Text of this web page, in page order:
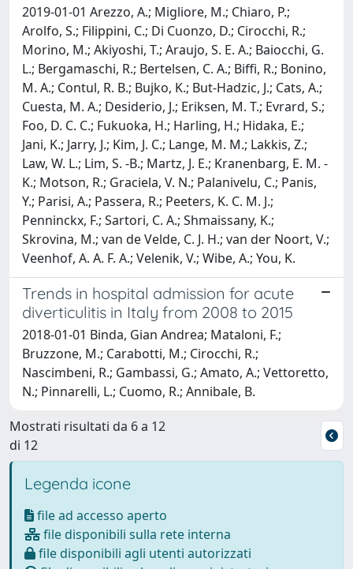
2019-01-01 Arezzo, A.; Migliore, M.; Chiaro, P.;
Arolfo, S.; Filippini, C.; Di Cuonzo, D.; Cirocchi, R.;
Morino, M.; Akiyoshi, T.; Araujo, S. E. A.; Baiocchi, G.
L.; Bergamaschi, R.; Bertelsen, C. A.; Biffi, R.; Bonino,
M. A.; Contul, R. B.; Bujko, K.; But-Hadzic, J.; Cats, A.;
Cuesta, M. A.; Desiderio, J.; Eriksen, M. T.; Evrard, S.;
Foo, D. C. C.; Fukuoka, H.; Harling, H.; Hidaka, E.;
Jani, K.; Jarry, J.; Kim, J. C.; Lange, M. M.; Lakkis, Z.;
Law, W. L.; Lim, S. -B.; Martz, J. E.; Kranenbarg, E. M. -
K.; Motson, R.; Graciela, V. N.; Palanivelu, C.; Panis,
Y.; Parisi, A.; Passera, R.; Peeters, K. C. M. J.;
Penninckx, F.; Sartori, C. A.; Shmaissany, K.;
Skrovina, M.; van de Velde, C. J. H.; van der Noort, V.;
Veenhof, A. A. F. A.; Velenik, V.; Wibe, A.; You, K.
Trends in hospital admission for acute
diverticulitis in Italy from 2008 to 2015
2018-01-01 Binda, Gian Andrea; Mataloni, F.;
Bruzzone, M.; Carabotti, M.; Cirocchi, R.;
Nascimbeni, R.; Gambassi, G.; Amato, A.; Vettoretto,
N.; Pinnarelli, L.; Cuomo, R.; Annibale, B.
Mostrati risultati da 6 a 12
di 12
Legenda icone
file ad accesso aperto
file disponibili sulla rete interna
file disponibili agli utenti autorizzati